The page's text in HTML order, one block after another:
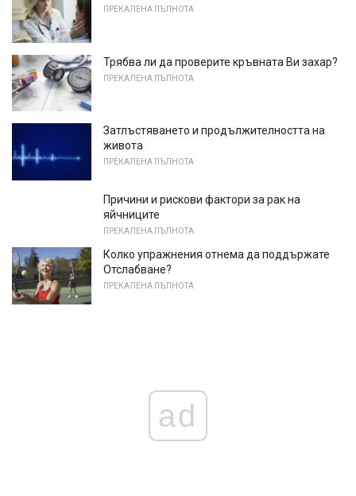
ПРЕКАЛЕНА ПЪЛНОТА
Трябва ли да проверите кръвната Ви захар?
ПРЕКАЛЕНА ПЪЛНОТА
Затлъстяването и продължителността на
живота
ПРЕКАЛЕНА ПЪЛНОТА
Причини и рискови фактори за рак на
яйчниците
ПРЕКАЛЕНА ПЪЛНОТА
Колко упражнения отнема да поддържате
Отслабване?
ПРЕКАЛЕНА ПЪЛНОТА
ad